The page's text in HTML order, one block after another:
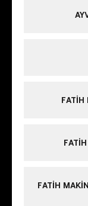
FATIH
FATIH